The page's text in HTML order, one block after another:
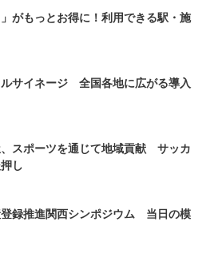
」がもっとお得に！利用できる駅・施
サイネージ 全国各地に広がる導入
スポーツを通じて地域貢献 サッカ
し
登録推進関西シンポジウム 当日の模